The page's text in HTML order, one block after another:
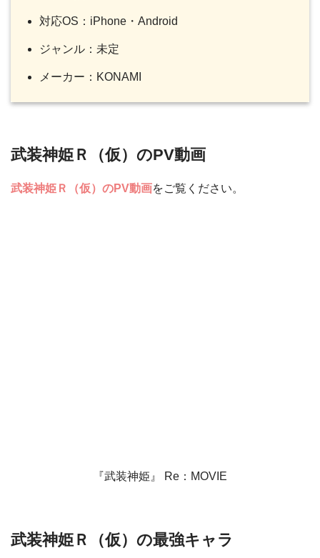
対応OS：iPhone・Android
ジャンル：未定
メーカー：KONAMI
武装神姫Ｒ（仮）のPV動画
武装神姫Ｒ（仮）のPV動画をご覧ください。
『武装神姫』 Re：MOVIE
武装神姫Ｒ（仮）の最強キャラ